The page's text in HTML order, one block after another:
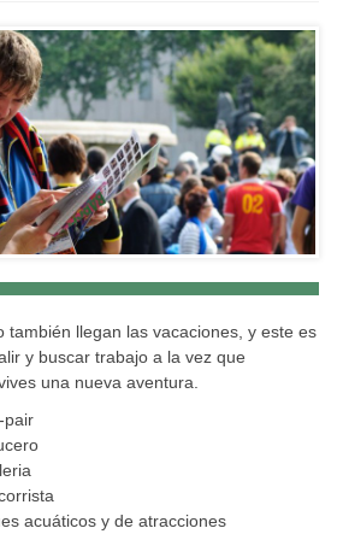
también llegan las vacaciones, y este es
y buscar trabajo a la vez que
una nueva aventura.
pair
acuáticos y de atracciones